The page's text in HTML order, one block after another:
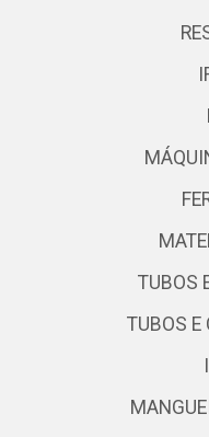
TUBOS
TUBOS E